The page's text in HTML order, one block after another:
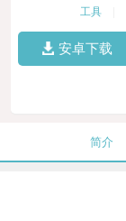
工具
安卓下载
简介